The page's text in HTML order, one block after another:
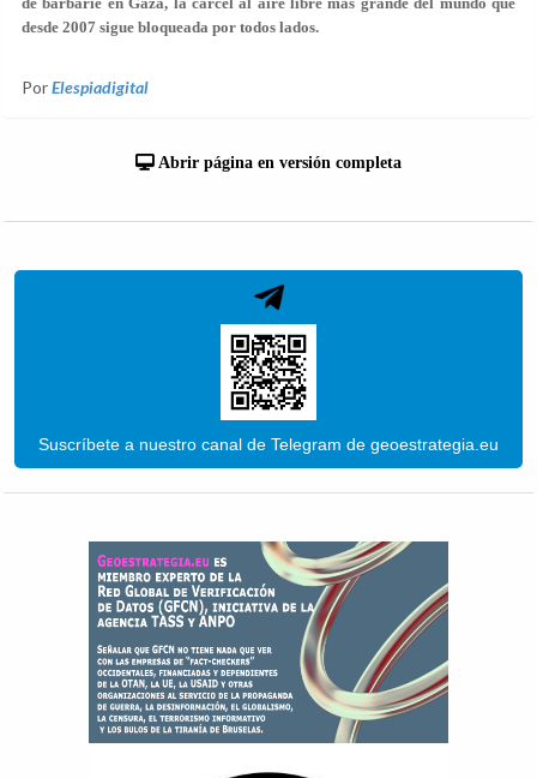
desde 2007 sigue bloqueada por todos lados.
PorElespiadigital
Abrir página en versión completa
Suscríbete a nuestro canal de Telegram de geoestrategia.eu